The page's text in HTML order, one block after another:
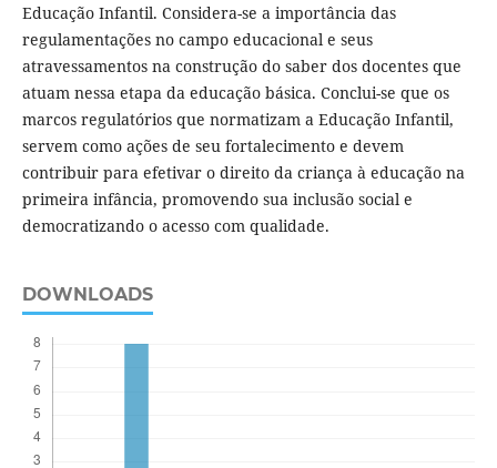
Educação Infantil. Considera-se a importância das
regulamentações no campo educacional e seus
atravessamentos na construção do saber dos docentes que
atuam nessa etapa da educação básica. Conclui-se que os
marcos regulatórios que normatizam a Educação Infantil,
servem como ações de seu fortalecimento e devem
contribuir para efetivar o direito da criança à educação na
primeira infância, promovendo sua inclusão social e
democratizando o acesso com qualidade.
DOWNLOADS